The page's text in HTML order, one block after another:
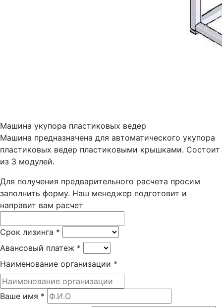
Машина укупора пластиковых ведер
Машина предназначена для автоматического укупора
пластиковых ведер пластиковыми крышками. Состоит
из 3 модулей.
Для получения предварительного расчета просим
заполнить форму. Наш менеджер подготовит и
направит вам расчет
Срок лизинга *
Авансовый платеж *
Наименование организации *
Ваше имя *